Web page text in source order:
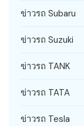
ข่าวรถ Subaru
ข่าวรถ Suzuki
ข่าวรถ TANK
ข่าวรถ TATA
ข่าวรถ Tesla